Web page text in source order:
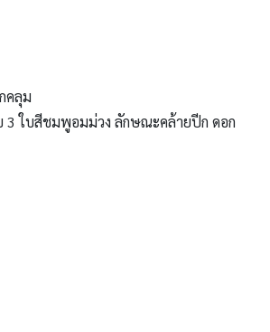
คลุม
ใบสีชมพูอมม่วง ลักษณะคล้ายปีก ดอก